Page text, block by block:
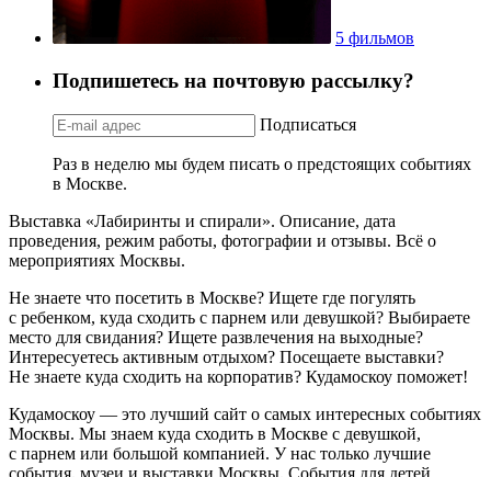
5 фильмов
Подпишетесь на почтовую рассылку?
Подписаться
Раз в неделю мы будем писать о предстоящих событиях
в Москве.
Выставка «Лабиринты и спирали». Описание, дата
проведения, режим работы, фотографии и отзывы. Всё о
мероприятиях Москвы.
Не знаете что посетить в Москве? Ищете где погулять
с ребенком, куда сходить с парнем или девушкой? Выбираете
место для свидания? Ищете развлечения на выходные?
Интересуетесь активным отдыхом? Посещаете выставки?
Не знаете куда сходить на корпоратив? Кудамоскоу поможет!
Кудамоскоу — это лучший сайт о самых интересных событиях
Москвы. Мы знаем куда сходить в Москве с девушкой,
с парнем или большой компанией. У нас только лучшие
события, музеи и выставки Москвы. События для детей